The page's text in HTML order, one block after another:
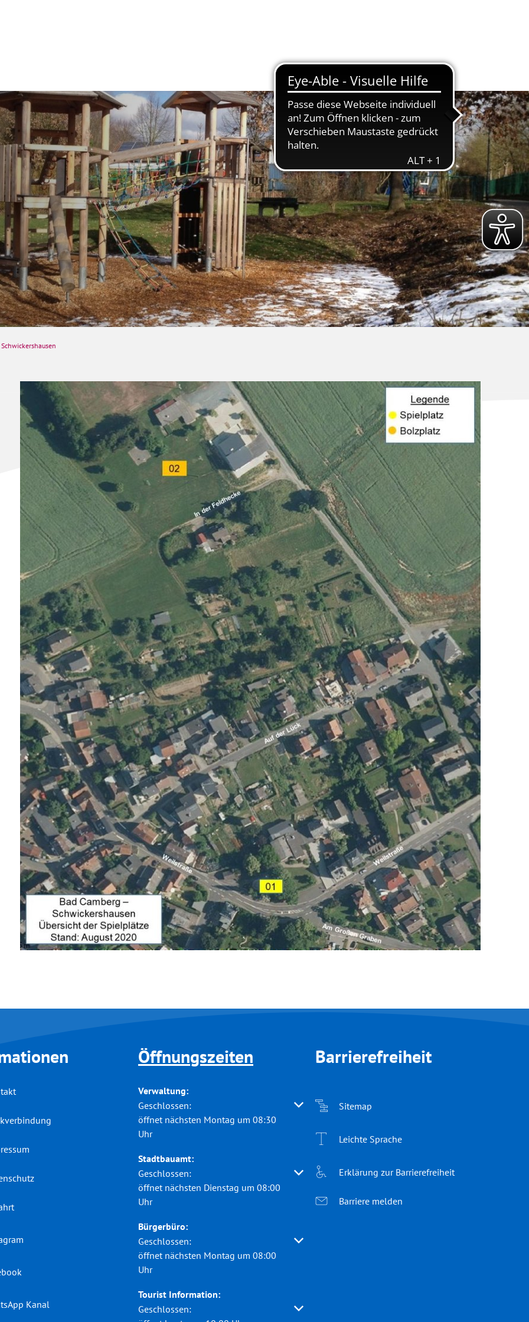
Bauen, Umwelt & Wirtschaft Kur & Tourismus
Schwickershausen
Kanal
Öffnungszeiten
Verwaltung:
Klicken, um weitere Öffnungs- oder Schließzeiten auszublenden
Geschlossen:
öffnet nächsten Montag um 08:30
Uhr
Stadtbauamt:
Klicken, um weitere Öffnungs- oder Schließzeiten auszublenden
Geschlossen:
öffnet nächsten Dienstag um 08:00
Uhr
Bürgerbüro:
Klicken, um weitere Öffnungs- oder Schließzeiten auszublenden
Geschlossen:
öffnet nächsten Montag um 08:00
Uhr
Tourist Information:
Klicken, um weitere Öffnungs- oder Schließzeiten auszublenden
Geschlossen:
Barrierefreiheit
Sitemap
Leichte Sprache
Erklärung zur Barrierefreiheit
Barriere melden